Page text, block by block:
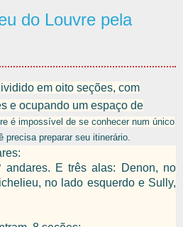
do Louvre pela
ividido em oito seções, com
e ocupando um espaço de
é impossível de se conhecer num único
precisa preparar seu itinerário.
andares. E três alas: Denon, no
no lado esquerdo e Sully,